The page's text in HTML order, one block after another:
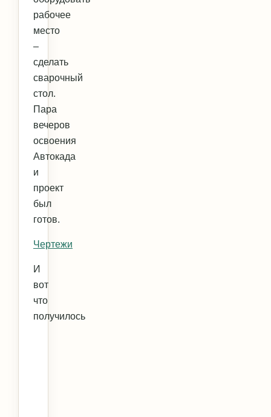
рабочее
место
–
сделать
сварочный
стол.
Пара
вечеров
освоения
Автокада
и
проект
был
готов.
Чертежи
И
вот
что
получилось